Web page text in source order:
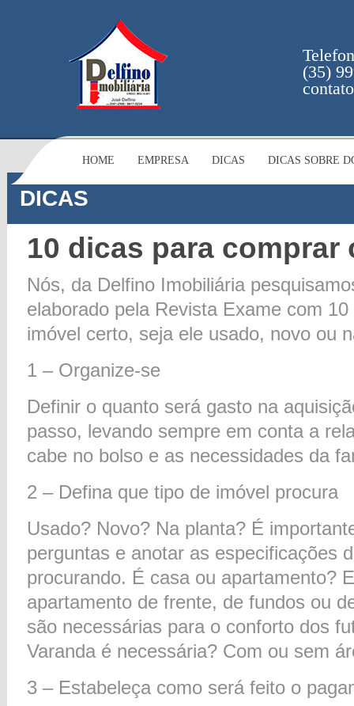
(35)
HOME EMPRESA DICAS DICAS SOBRE
DICAS
10 dicas para comprar
Nós, da Delfino Imobiliária
elaborado pela Revista Exame com
imóvel certo, seja ele usado, novo ou
1 – Organize-se
Definir o quanto será gasto na
passo, levando sempre em conta a
cabe no bolso e as necessidades da
2 – Defina que tipo de imóvel procura
Usado? Novo? Na planta? É
perguntas e anotar as especificações
procurando. É casa ou apartamento?
apartamento de frente, de fundos ou
são necessárias para o conforto dos
Varanda é necessária? Com ou sem
3 – Estabeleça como será feito o